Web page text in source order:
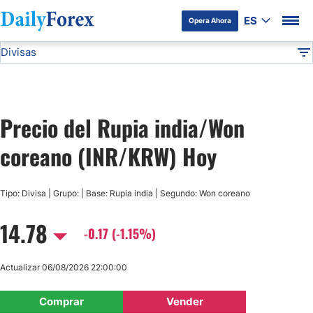
Opera Ahora ES
Divulgación del Anunciante
Divisas
USD/JPY
GBP/USD
AUD/USD
Precio del Rupia india/Won
coreano (INR/KRW) Hoy
Tipo: Divisa | Grupo: | Base: Rupia india | Segundo: Won coreano
14.78 -0.17 (-1.15%)
Comprar Vender
Actualizar 06/08/2026 22:00:00